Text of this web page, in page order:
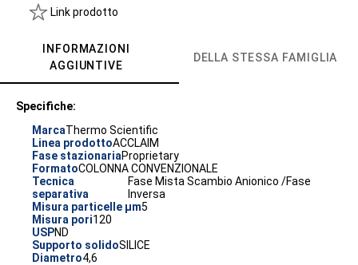
Link prodotto
INFORMAZIONI
AGGIUNTIVE
DELLA STESSA FAMIGLIA
Specifiche:
MarcaThermo Scientific
Linea prodottoACCLAIM
Fase stazionariaProprietary
FormatoCOLONNA CONVENZIONALE
Tecnica
separativa
Fase Mista Scambio Anionico /Fase
Inversa
Misura particelle µm5
Misura pori120
USPND
Supporto solidoSILICE
Diametro4,6